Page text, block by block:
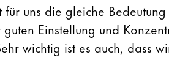
uns die gleiche
Einstellung und
wichtig ist es auch, dass